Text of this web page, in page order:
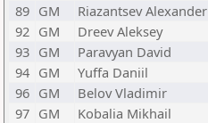
89 GM Riazantsev Alexander
92 GM Dreev Aleksey
93 GM Paravyan David
94 GM Yuffa Daniil
96 GM Belov Vladimir
97 GM Kobalia Mikhail